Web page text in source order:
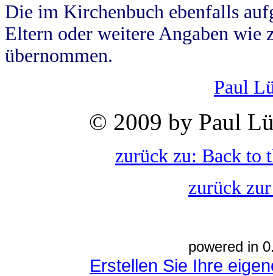
Die im Kirchenbuch ebenfalls
Eltern oder weitere Angaben wie
übernommen.
Paul
© 2009 by Paul
zurück zu: Back to
zurück
powered in
Erstellen Sie Ihre